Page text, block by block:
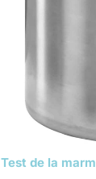
Test de la